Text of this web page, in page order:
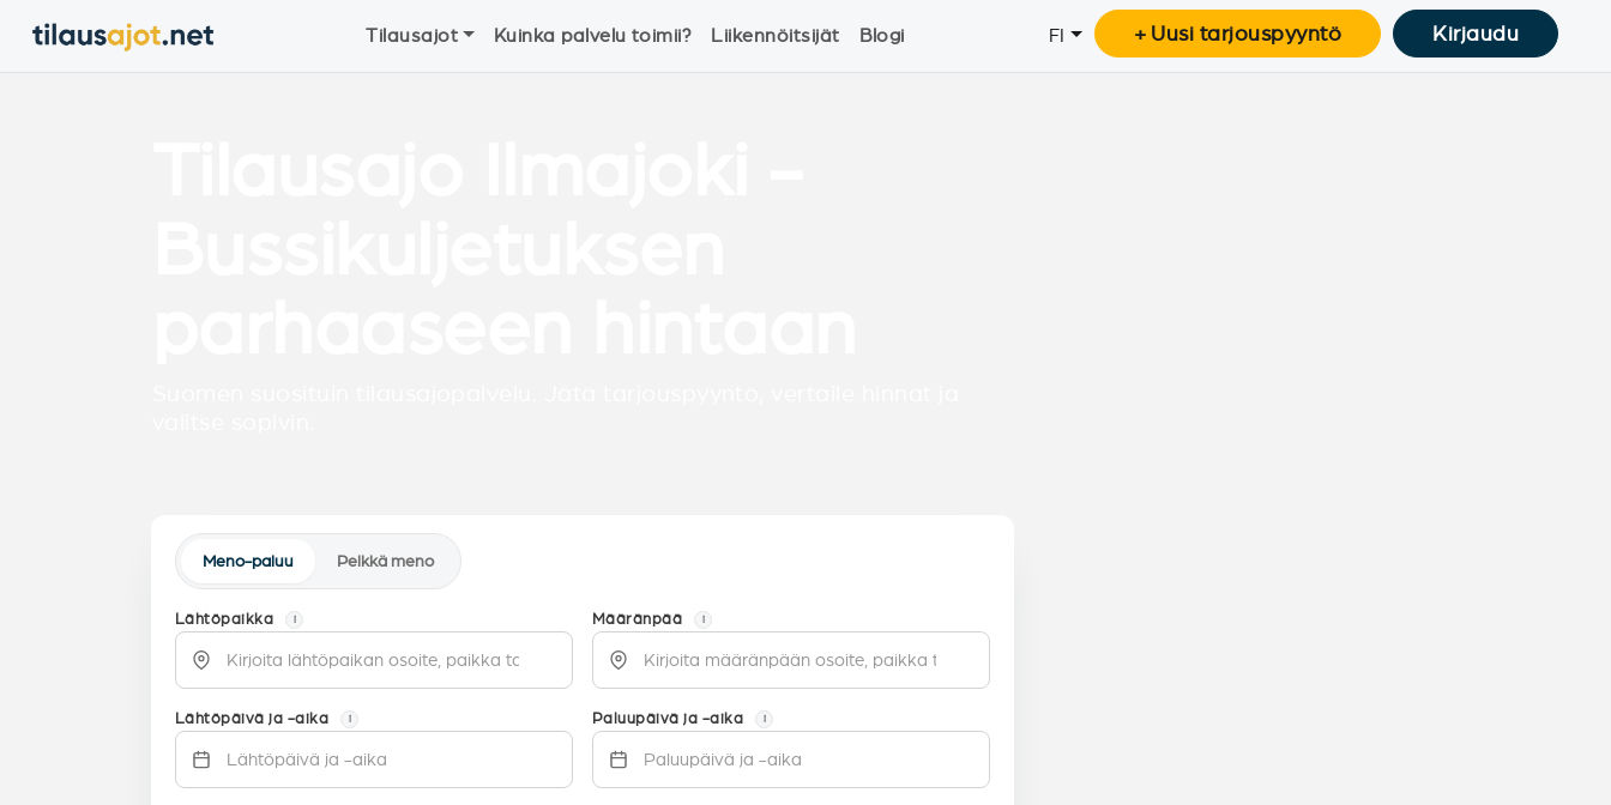
Tilausajot Kuinka palvelu toimii? Liikennöitsijät Blogi FI + Uusi tarjouspyyntö Kirjaudu
Meno-paluu Pelkkä meno
Lähtöpaikka i Määränpää i
Lähtöpäivä ja -aika i Paluupäivä ja -aika i